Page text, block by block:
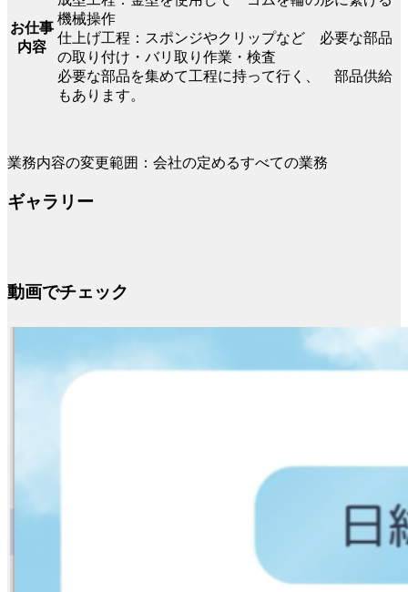
お仕事
内容
機械操作
仕上げ工程：スポンジやクリップなど 必要な部品
の取り付け・バリ取り作業・検査
必要な部品を集めて工程に持って行く、 部品供給
もあります。
業務内容の変更範囲：会社の定めるすべての業務
ギャラリー
動画でチェック